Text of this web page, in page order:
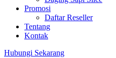
Promosi
Daftar Reseller
Tentang
Kontak
Hubungi Sekarang